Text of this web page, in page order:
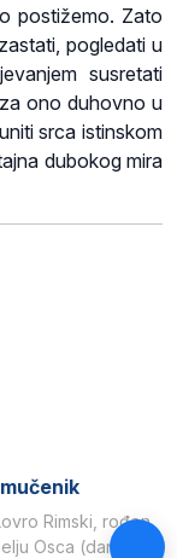
postižemo. Zato
pogledati u
susretati
ono duhovno u
srca istinskom
dubokog mira
Rimski, rođen
Osca (danas